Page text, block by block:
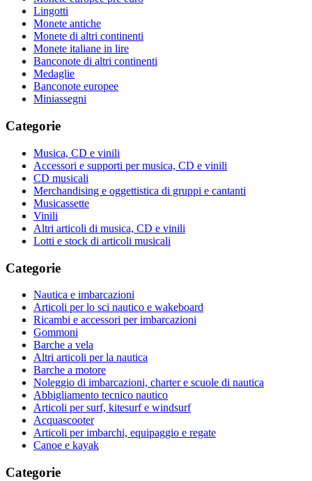
Lingotti
Monete antiche
Monete di altri continenti
Monete italiane in lire
Banconote di altri continenti
Medaglie
Banconote europee
Miniassegni
Categorie
Musica, CD e vinili
Accessori e supporti per musica, CD e vinili
CD musicali
Merchandising e oggettistica di gruppi e cantanti
Musicassette
Vinili
Altri articoli di musica, CD e vinili
Lotti e stock di articoli musicali
Categorie
Nautica e imbarcazioni
Articoli per lo sci nautico e wakeboard
Ricambi e accessori per imbarcazioni
Gommoni
Barche a vela
Altri articoli per la nautica
Barche a motore
Noleggio di imbarcazioni, charter e scuole di nautica
Abbigliamento tecnico nautico
Articoli per surf, kitesurf e windsurf
Acquascooter
Articoli per imbarchi, equipaggio e regate
Canoe e kayak
Categorie